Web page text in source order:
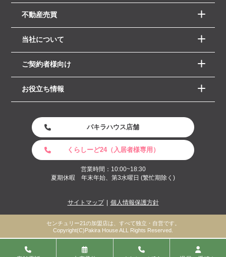
不動産売買
当社について
ご契約者様向け
お役立ち情報
パキラハウス店舗
くらしーど24（入居者様専用）
営業時間：10:00~18:30
夏期休暇 年末年始、第3水曜日 (繁忙期除く)
サイトマップ 個人情報保護方針
センチュリー21の加盟店は、すべて独立・自営です。
Copyright(C)Pakira House ALL Rights Reserved.